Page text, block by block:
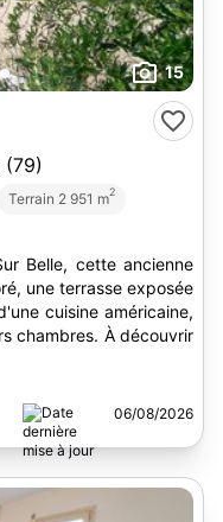
15
(79)
Terrain 2 951 m2
Belle, cette ancienne
une terrasse exposée
cuisine américaine,
chambres. À découvrir
06/08/2026